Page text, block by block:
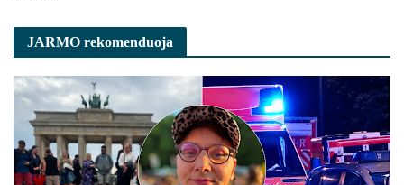
JARMO rekomenduoja